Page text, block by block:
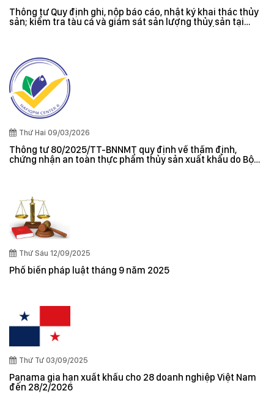
Thông tư Quy định ghi, nộp báo cáo, nhật ký khai thác thủy
sản; kiểm tra tàu cá và giám sát sản lượng thủy sản tại
Thứ Hai 09/03/2026
Thông tư 80/2025/TT-BNNMT quy định về thẩm định,
chứng nhận an toàn thực phẩm thủy sản xuất khẩu do Bộ
Thứ Sáu 12/09/2025
Phổ biến pháp luật tháng 9 năm 2025
Thứ Tư 03/09/2025
Panama gia hạn xuất khẩu cho 28 doanh nghiệp Việt Nam
đến 28/2/2026